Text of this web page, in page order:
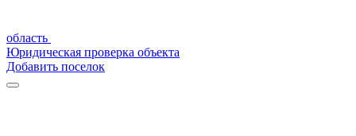
область
Юридическая проверка объекта
Добавить поселок